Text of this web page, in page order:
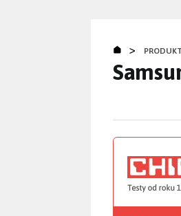
>